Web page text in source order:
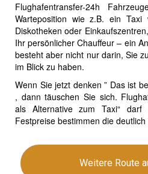
Flughafentransfer-24h
Warteposition wie z.B. ein Taxi
Diskotheken oder
Ihr persönlicher Chauffeur – ein
besteht aber nicht nur darin, Sie
im Blick zu haben.
Wenn Sie jetzt denken ” Das ist
, dann täuschen Sie sich.
als Alternative zum Taxi“ darf
Festpreise bestimmen die
Weitere Route